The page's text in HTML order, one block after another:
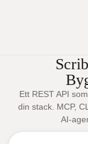
Ett REST API
din stack. MCP,
AI-